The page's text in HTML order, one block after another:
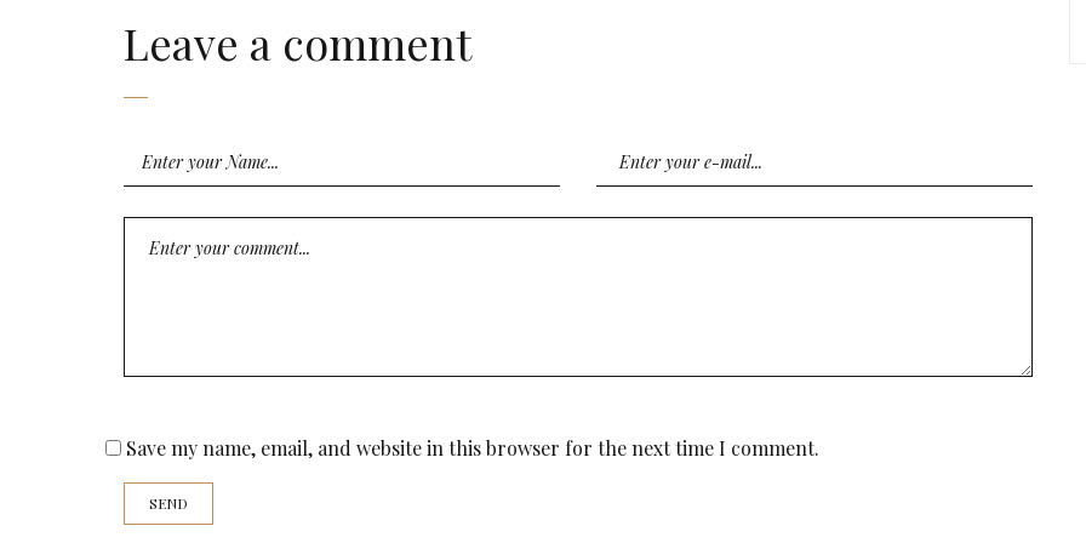
Leave a comment
Save my name, email, and website in this browser for the next time I comment.